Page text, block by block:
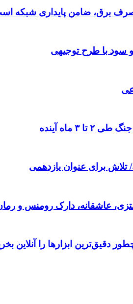
و سود با طرح توجیهی
ماه آینده
برای عنوان یازدهمی
دقیق‌ترین ابزارها را آنلاین